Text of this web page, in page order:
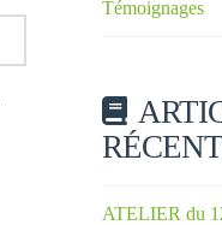
Témoignages
ATELIER du